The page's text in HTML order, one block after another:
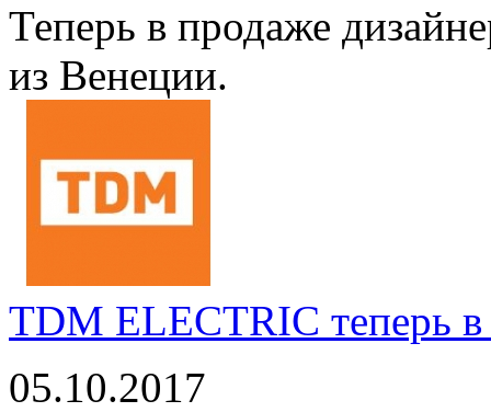
Теперь в продаже
из Венеции.
TDM ELECTRIC теперь
05.10.2017